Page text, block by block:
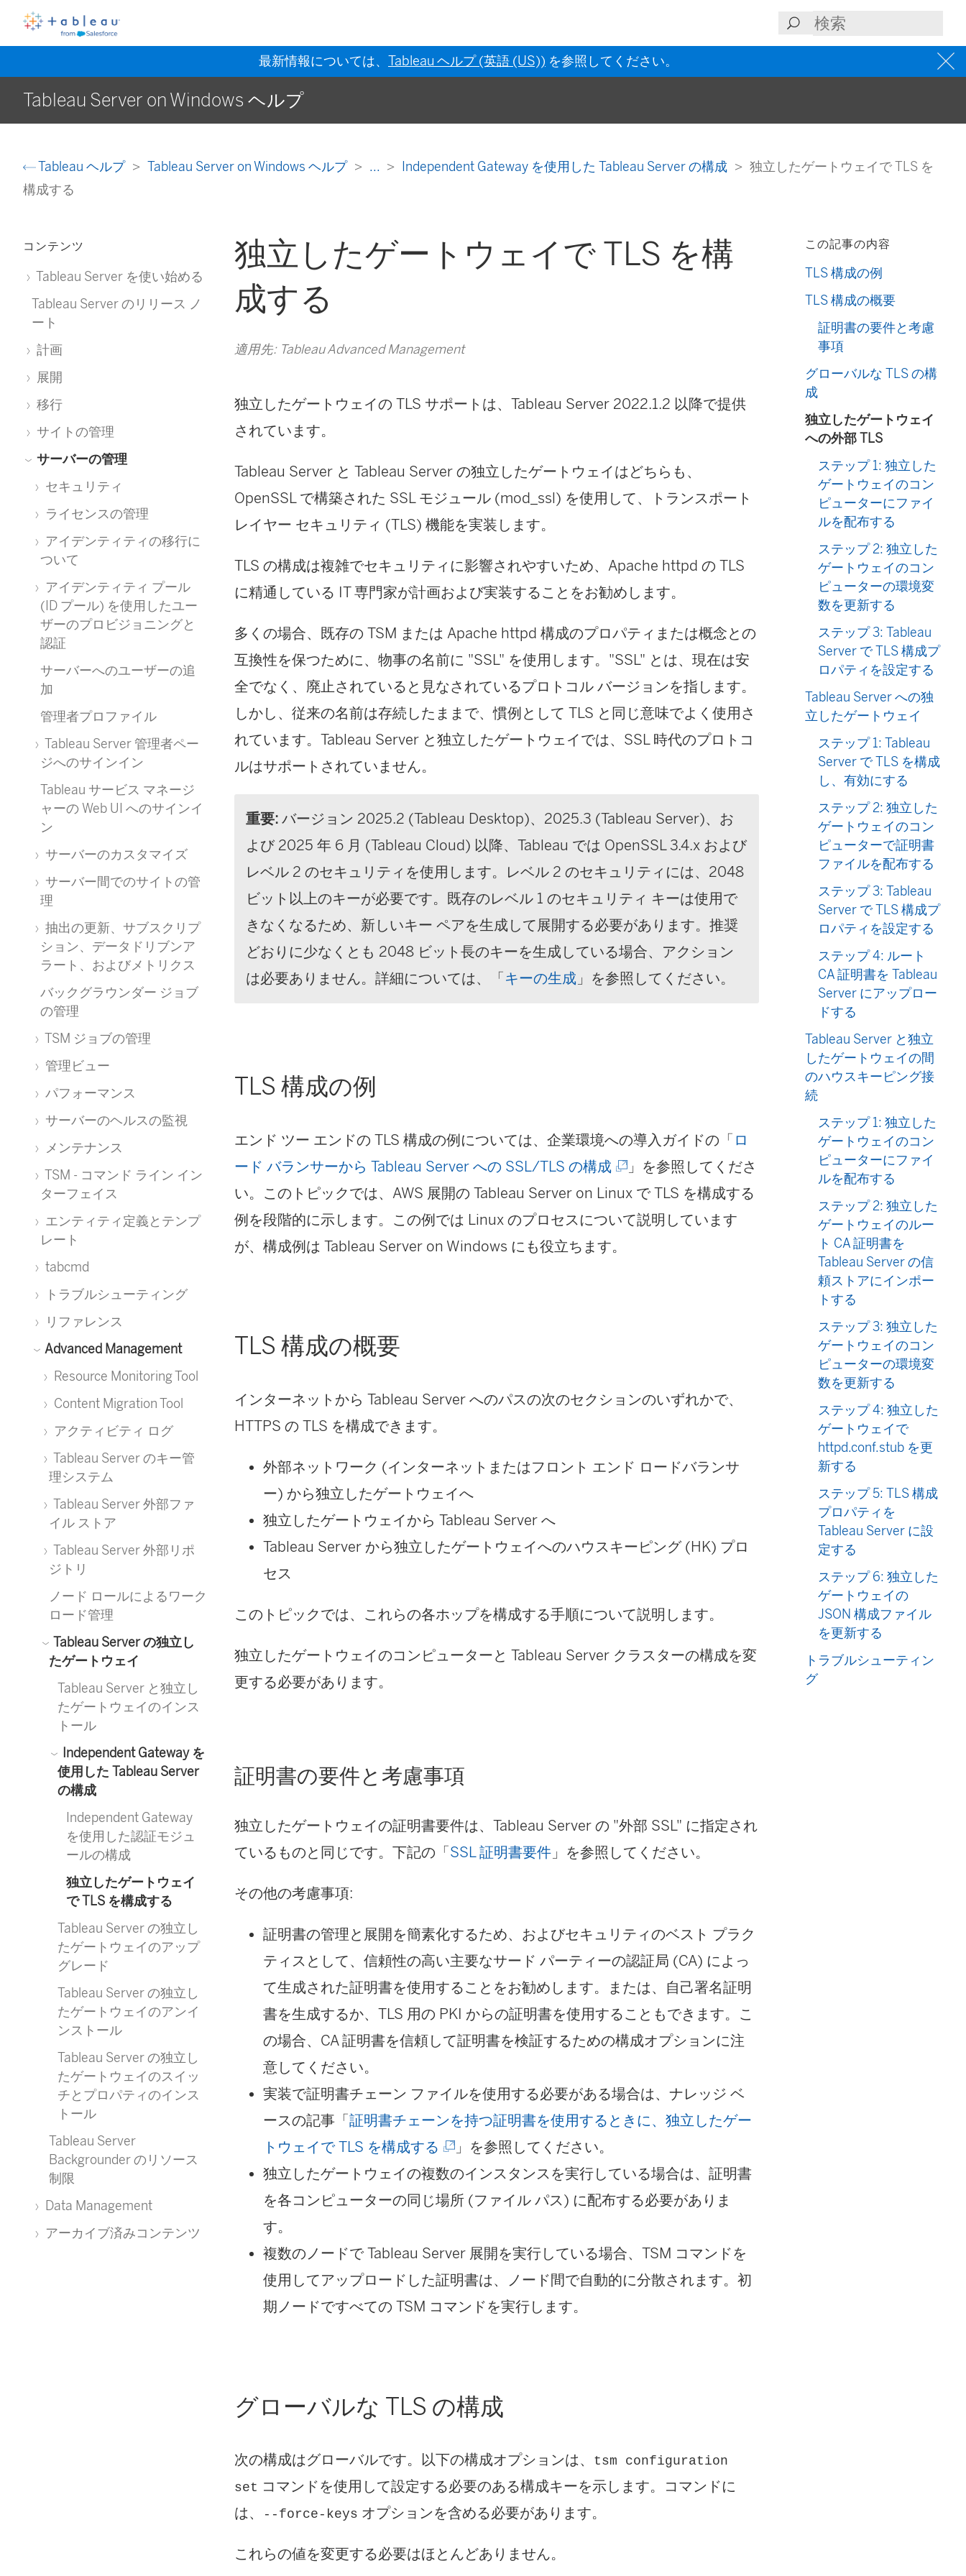
最新情報については、 Tableau ヘルプ (英語 (US)) を参照してください。
Tableau Server on Windows ヘルプ
Tableau ヘルプ Tableau Server on Windows ヘルプ ... Independent Gateway を使用した Tableau Server の構成
独立したゲートウェイで TLS を
構成する
コンテンツ
Tableau Server を使い始める
Tableau Server のリリース ノ
ート
計画
展開
移行
サイトの管理
サーバーの管理
セキュリティ
ライセンスの管理
アイデンティティの移行に
ついて
アイデンティティ プール
(ID プール) を使用したユー
ザーのプロビジョニングと
認証
サーバーへのユーザーの追
加
管理者プロファイル
Tableau Server 管理者ペー
ジへのサインイン
Tableau サービス マネージ
ャーの Web UI へのサインイ
ン
サーバーのカスタマイズ
サーバー間でのサイトの管
理
抽出の更新、サブスクリプ
ション、データドリブンア
ラート、およびメトリクス
バックグラウンダー ジョブ
の管理
TSM ジョブの管理
管理ビュー
パフォーマンス
サーバーのヘルスの監視
メンテナンス
TSM - コマンド ライン イン
ターフェイス
エンティティ定義とテンプ
レート
tabcmd
トラブルシューティング
リファレンス
Advanced Management
Resource Monitoring Tool
Content Migration Tool
アクティビティ ログ
Tableau Server のキー管
理システム
Tableau Server 外部ファ
イル ストア
Tableau Server 外部リポ
ジトリ
ノード ロールによるワーク
ロード管理
Tableau Server の独立し
たゲートウェイ
Tableau Server と独立し
たゲートウェイのインス
トール
Independent Gateway を
使用した Tableau Server
の構成
Independent Gateway
を使用した認証モジュ
ールの構成
独立したゲートウェイ
で TLS を構成する
Tableau Server の独立し
たゲートウェイのアップ
グレード
Tableau Server の独立し
たゲートウェイのアンイ
ンストール
Tableau Server の独立し
たゲートウェイのスイッ
チとプロパティのインス
トール
Tableau Server
Backgrounder のリソース
制限
Data Management
アーカイブ済みコンテンツ
独立したゲートウェイで TLS を構
成する
適用先: Tableau Advanced Management
独立したゲートウェイの TLS サポートは、Tableau Server 2022.1.2 以降で提供
されています。
Tableau Server と Tableau Server の独立したゲートウェイはどちらも、
OpenSSL で構築された SSL モジュール (mod_ssl) を使用して、トランスポート
レイヤー セキュリティ (TLS) 機能を実装します。
TLS の構成は複雑でセキュリティに影響されやすいため、Apache httpd の TLS
に精通している IT 専門家が計画および実装することをお勧めします。
多くの場合、既存の TSM または Apache httpd 構成のプロパティまたは概念との
互換性を保つために、物事の名前に "SSL" を使用します。"SSL" とは、現在は安
全でなく、廃止されていると見なされているプロトコル バージョンを指します。
しかし、従来の名前は存続したままで、慣例として TLS と同じ意味でよく使用さ
れています。Tableau Server と独立したゲートウェイでは、SSL 時代のプロトコ
ルはサポートされていません。
重要: バージョン 2025.2 (Tableau Desktop)、2025.3 (Tableau Server)、お
よび 2025 年 6 月 (Tableau Cloud) 以降、Tableau では OpenSSL 3.4.x および
レベル 2 のセキュリティを使用します。レベル 2 のセキュリティには、2048
ビット以上のキーが必要です。既存のレベル 1 のセキュリティ キーは使用で
きなくなるため、新しいキー ペアを生成して展開する必要があります。推奨
どおりに少なくとも 2048 ビット長のキーを生成している場合、アクション
は必要ありません。詳細については、「キーの生成 」 を参照してください。
TLS 構成の例
エンド ツー エンドの TLS 構成の例については、企業環境への導入ガイドの「 ロ
ード バランサーから Tableau Server への SSL/TLS の構成 (
新
し
で
開
」を参照してくださ
い。このトピックでは、AWS 展開の Tableau Server on Linux で TLS を構成する
例を段階的に示します。この例では Linux のプロセスについて説明しています
が、構成例は Tableau Server on Windows にも役立ちます。
TLS 構成の概要
インターネットから Tableau Server へのパスの次のセクションのいずれかで、
HTTPS の TLS を構成できます。
外部ネットワーク (インターネットまたはフロント エンド ロードバランサ
ー) から独立したゲートウェイへ
独立したゲートウェイからTableau Server へ
Tableau Server から独立したゲートウェイへのハウスキーピング (HK) プロ
セス
このトピックでは、これらの各ホップを構成する手順について説明します。
独立したゲートウェイのコンピューターと Tableau Server クラスターの構成を変
更する必要があります。
証明書の要件と考慮事項
独立したゲートウェイの証明書要件は、Tableau Server の "外部 SSL" に指定され
ているものと同じです。下記の「SSL 証明書要件 」を参照してください。
その他の考慮事項:
証明書の管理と展開を簡素化するため、およびセキュリティのベスト プラク
ティスとして、信頼性の高い主要なサード パーティーの認証局 (CA) によっ
て生成された証明書を使用することをお勧めします。または、自己署名証明
書を生成するか、TLS 用の PKI からの証明書を使用することもできます。こ
の場合、CA 証明書を信頼して証明書を検証するための構成オプションに注
意してください。
実装で証明書チェーン ファイルを使用する必要がある場合は、ナレッジ ベ
ースの記事「証明書チェーンを持つ証明書を使用するときに、独立したゲー
トウェイで TLS を構成する (
新
し
ウ
ィ
ン
リ
ク
が
開
く
」を参照してください。
独立したゲートウェイの複数のインスタンスを実行している場合は、証明書
を各コンピューターの同じ場所 (ファイル パス) に配布する必要がありま
す。
複数のノードで Tableau Server 展開を実行している場合、TSM コマンドを
使用してアップロードした証明書は、ノード間で自動的に分散されます。初
期ノードですべての TSM コマンドを実行します。
グローバルな TLS の構成
次の構成はグローバルです。以下の構成オプションは、
tsm configuration
set コマンドを使用して設定する必要のある構成キーを示します。コマンドに
は、
--force-keys オプションを含める必要があります。
これらの値を変更する必要はほとんどありません。
この記事の内容
TLS 構成の例
TLS 構成の概要
証明書の要件と考慮
事項
グローバルな TLS の構
成
独立したゲートウェイ
への外部 TLS
ステップ 1: 独立した
ゲートウェイのコン
ピューターにファイ
ルを配布する
ステップ 2: 独立した
ゲートウェイのコン
ピューターの環境変
数を更新する
ステップ 3: Tableau
Server で TLS 構成プ
ロパティを設定する
Tableau Server への独
立したゲートウェイ
ステップ 1: Tableau
Server で TLS を構成
し、有効にする
ステップ 2: 独立した
ゲートウェイのコン
ピューターで証明書
ファイルを配布する
ステップ 3: Tableau
Server で TLS 構成プ
ロパティを設定する
ステップ 4: ルート
CA 証明書を Tableau
Server にアップロー
ドする
Tableau Server と独立
したゲートウェイの間
のハウスキーピング接
続
ステップ 1: 独立した
ゲートウェイのコン
ピューターにファイ
ルを配布する
ステップ 2: 独立した
ゲートウェイのルー
ト CA 証明書を
Tableau Server の信
頼ストアにインポー
トする
ステップ 3: 独立した
ゲートウェイのコン
ピューターの環境変
数を更新する
ステップ 4: 独立した
ゲートウェイで
httpd.conf.stub を更
新する
ステップ 5: TLS 構成
プロパティを
Tableau Server に設
定する
ステップ 6: 独立した
ゲートウェイの
JSON 構成ファイル
を更新する
トラブルシューティン
グ